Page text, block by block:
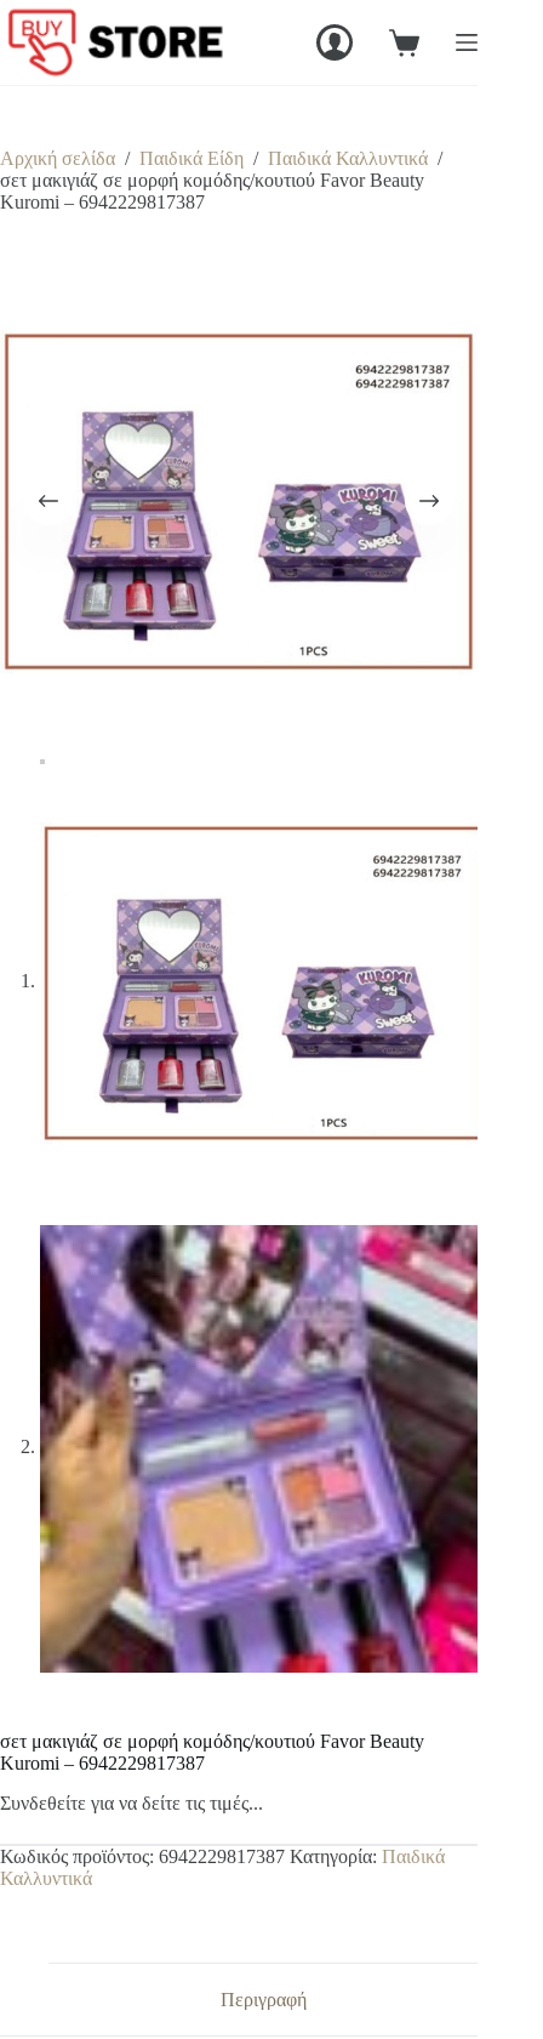
Μετάβαση
στο
περιεχόμενο
Καλάθι
Αρχική σελίδα / Παιδικά Είδη / Παιδικά Καλλυντικά /
σετ μακιγιάζ σε μορφή κομόδης/κουτιού Favor Beauty
Kuromi – 6942229817387
σετ μακιγιάζ σε μορφή κομόδης/κουτιού Favor Beauty
Kuromi – 6942229817387
Συνδεθείτε για να δείτε τις τιμές...
Κωδικός προϊόντος: 6942229817387 Κατηγορία: Παιδικά
Καλλυντικά
Περιγραφή